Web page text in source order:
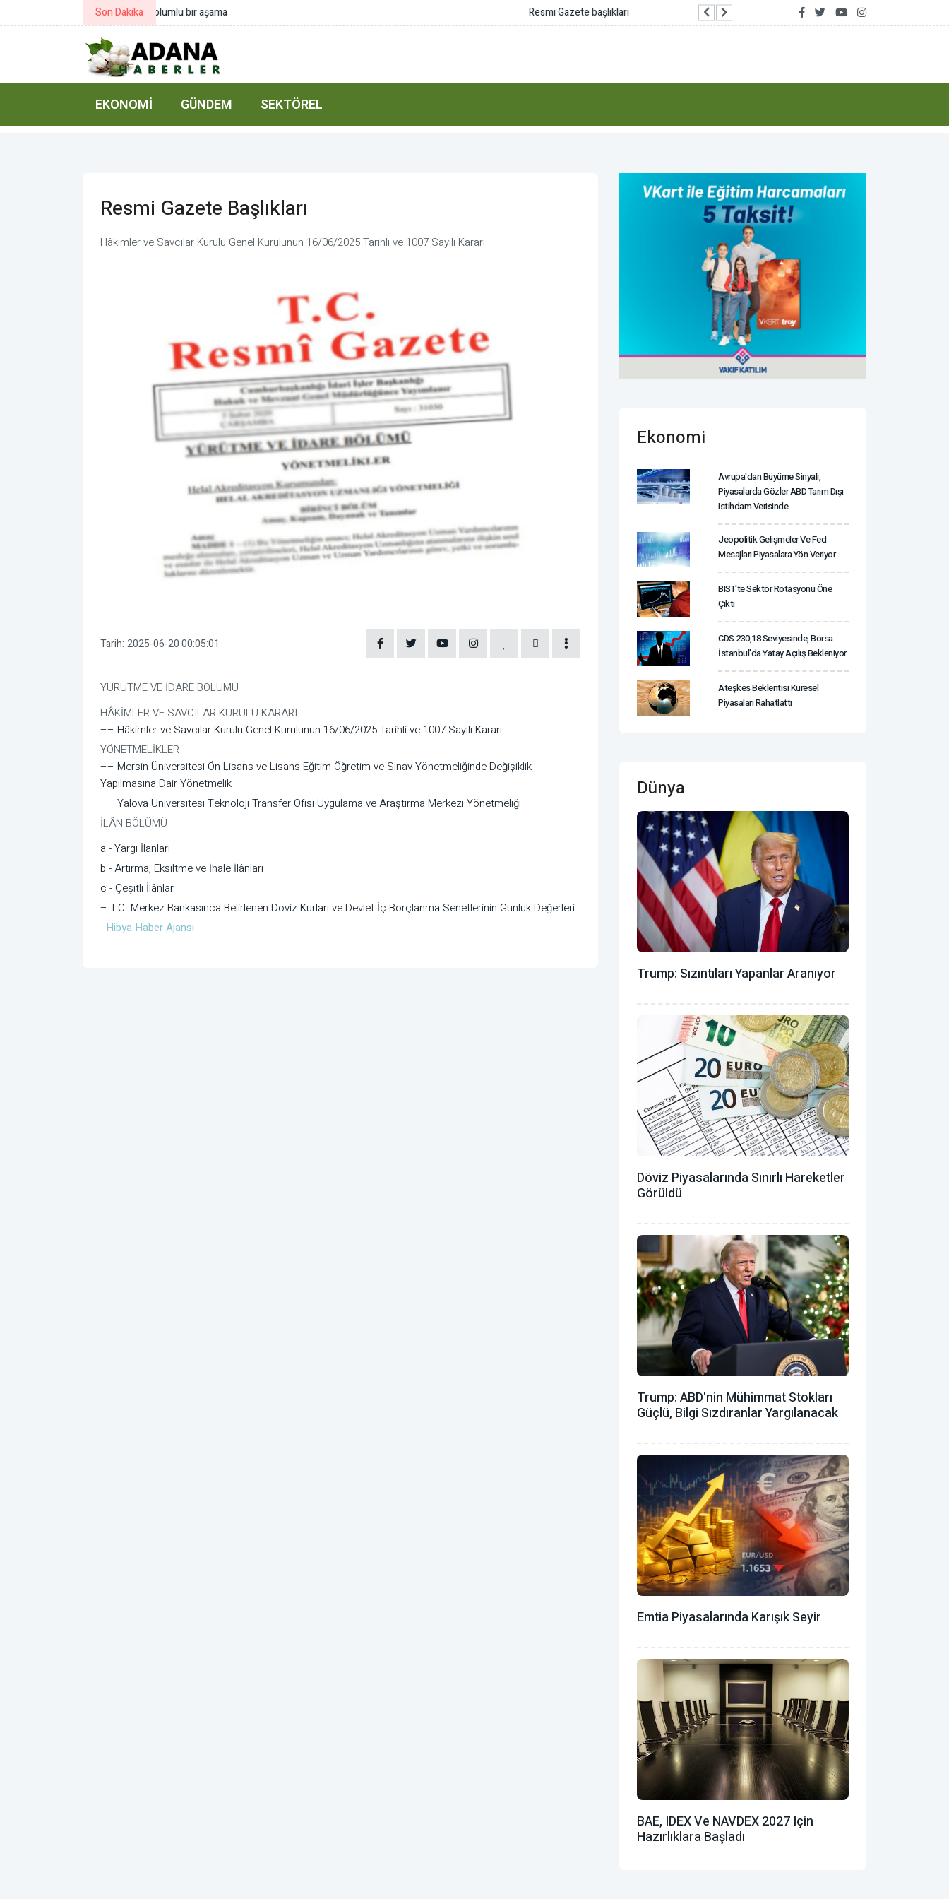
Son Dakika Resmi Gazete başlıkları Bakan Göktaş: Şehit aileleri ve gazilerin
EKONOMI GÜNDEM SEKTÖREL
Resmi Gazete Başlıkları
Hâkimler ve Savcılar Kurulu Genel Kurulunun 16/06/2025 Tarihli ve 1007 Sayılı Kararı
Tarih: 2025-06-20 00:05:01
YÜRÜTME VE İDARE BÖLÜMÜ
HÂKİMLER VE SAVCILAR KURULU KARARI
–– Hâkimler ve Savcılar Kurulu Genel Kurulunun 16/06/2025 Tarihli ve 1007 Sayılı Kararı
YÖNETMELİKLER
–– Mersin Üniversitesi Ön Lisans ve Lisans Eğitim-Öğretim ve Sınav Yönetmeliğinde Değişiklik
Yapılmasına Dair Yönetmelik
–– Yalova Üniversitesi Teknoloji Transfer Ofisi Uygulama ve Araştırma Merkezi Yönetmeliği
İLÂN BÖLÜMÜ
a - Yargı İlanları
b - Artırma, Eksiltme ve İhale İlânları
c - Çeşitli İlânlar
– T.C. Merkez Bankasınca Belirlenen Döviz Kurları ve Devlet İç Borçlanma Senetlerinin Günlük Değerleri
Hibya Haber Ajansı
Ekonomi
Avrupa'dan Büyüme Sinyali,
Piyasalarda Gözler ABD Tarım Dışı
Istihdam Verisinde
Jeopolitik Gelişmeler Ve Fed
Mesajları Piyasalara Yön Veriyor
BIST'te Sektör Rotasyonu Öne
Çıktı
CDS 230,18 Seviyesinde, Borsa
İstanbul'da Yatay Açılış Bekleniyor
Ateşkes Beklentisi Küresel
Piyasaları Rahatlattı
Dünya
Trump: Sızıntıları Yapanlar Aranıyor
Döviz Piyasalarında Sınırlı Hareketler
Görüldü
Trump: ABD'nin Mühimmat Stokları
Güçlü, Bilgi Sızdıranlar Yargılanacak
Emtia Piyasalarında Karışık Seyir
BAE, IDEX Ve NAVDEX 2027 Için
Hazırlıklara Başladı